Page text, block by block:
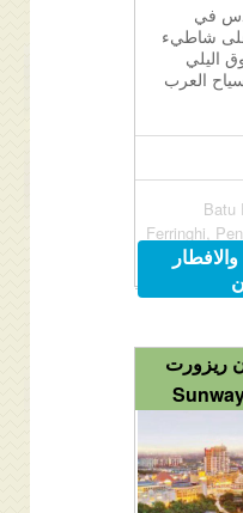
في
على شاطيء
اليلي
العرب
Batu
Ferringhi,
ريزورت